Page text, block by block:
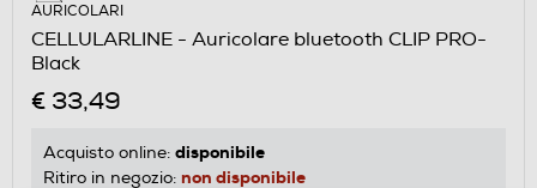
AURICOLARI
CELLULARLINE - Auricolare bluetooth CLIP PRO-
Black
€ 33,49
Acquisto online: disponibile
Ritiro in negozio: non disponibile